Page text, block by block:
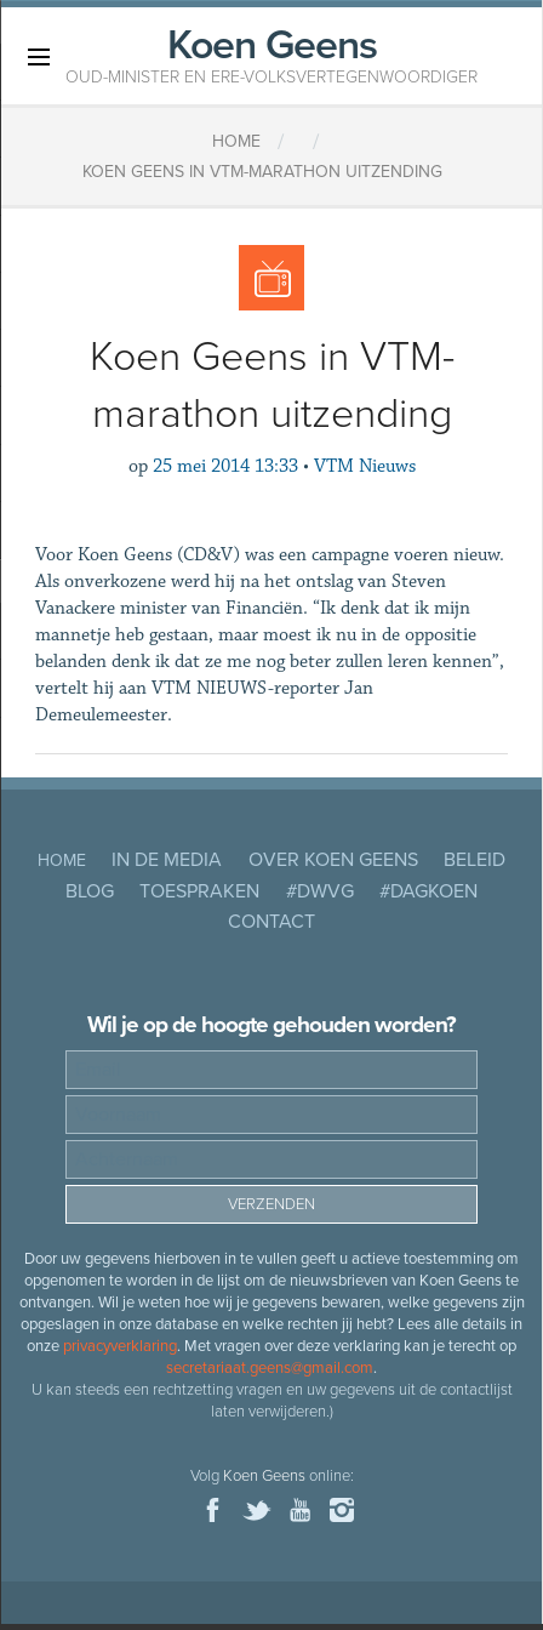
Koen Geens
OUD-MINISTER EN ERE-VOLKSVERTEGENWOORDIGER
HOME / /
KOEN GEENS IN VTM-MARATHON UITZENDING
Koen Geens in VTM-
marathon uitzending
op 25 mei 2014 13:33 • VTM Nieuws
Voor Koen Geens (CD&V) was een campagne voeren nieuw.
Als onverkozene werd hij na het ontslag van Steven
Vanackere minister van Financiën. “Ik denk dat ik mijn
mannetje heb gestaan, maar moest ik nu in de oppositie
belanden denk ik dat ze me nog beter zullen leren kennen”,
vertelt hij aan VTM NIEUWS-reporter Jan
Demeulemeester.
HOME IN DE MEDIA OVER KOEN GEENS
BELEID
BLOG
TOESPRAKEN #DWVG
#DAGKOEN
CONTACT
Wil je op de hoogte gehouden worden?
Door uw gegevens hierboven in te vullen geeft u actieve toestemming om
opgenomen te worden in de lijst om de nieuwsbrieven van Koen Geens te
ontvangen. Wil je weten hoe wij je gegevens bewaren, welke gegevens zijn
opgeslagen in onze database en welke rechten jij hebt? Lees alle details in
onze privacyverklaring. Met vragen over deze verklaring kan je terecht op
secretariaat.geens@gmail.com.
U kan steeds een rechtzetting vragen en uw gegevens uit de contactlijst
laten verwijderen.)
Volg Koen Geensonline: